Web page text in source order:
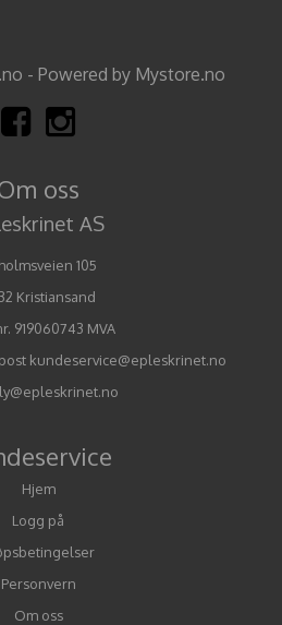
- Powered by Mystore.no
oss
AS
105
Kristiansand
919060743 MVA
kundeservice@epleskrinet.no
Hjem
Logg på
Personvern
Om oss